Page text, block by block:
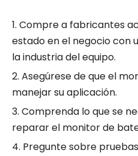
1. Compre a fabricantes
estado en el negocio con
la industria del equipo.
2. Asegúrese de que el
manejar su aplicación.
3. Comprenda lo que se
reparar el monitor de
4. Pregunte sobre